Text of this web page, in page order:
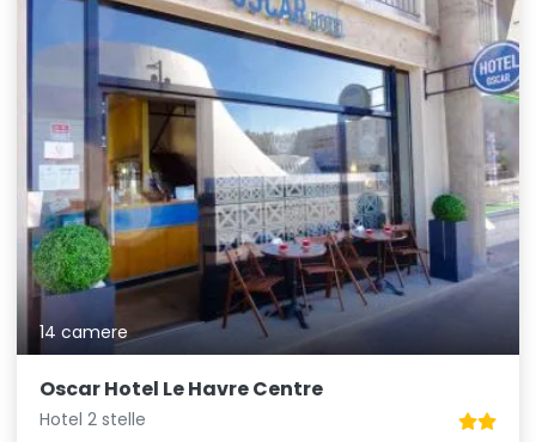
14 camere
Oscar Hotel Le Havre Centre
Hotel 2 stelle